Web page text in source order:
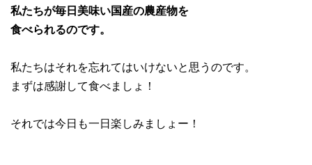
私たちが毎日美味い国産の農産物を
食べられるのです。
私たちはそれを忘れてはいけないと思うのです。
まずは感謝して食べましょ！
それでは今日も一日楽しみましょー！